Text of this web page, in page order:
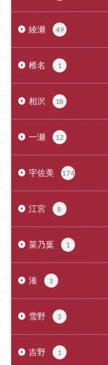
綾瀬 49
椎名 1
相沢 18
一瀬 12
宇佐美 174
江宮 8
菜乃葉 1
湊 3
雪野 3
吉野 1